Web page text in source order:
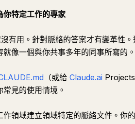
特定工作的專家
有用。針對脈絡的答案才有變革性
像一個與你共事多年的同事所寫的。
（或給 Claude.ai
見的使用情境。
作領域建立領域特定的脈絡文件。你